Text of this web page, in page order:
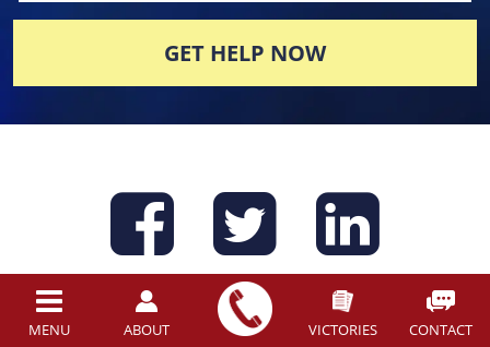
MENU ABOUT VICTORIES CONTACT
GET HELP NOW
Find us on
Find us
Find
(614) 444-1900
(phone)